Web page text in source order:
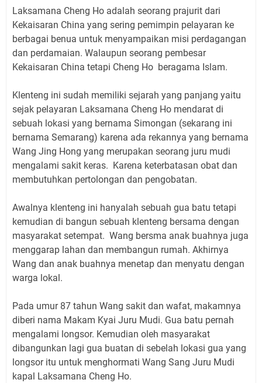
Laksamana Cheng Ho adalah seorang prajurit dari
Kekaisaran China yang sering pemimpin pelayaran ke
berbagai benua untuk menyampaikan misi perdagangan
dan perdamaian. Walaupun seorang pembesar
Kekaisaran China tetapi Cheng Ho beragama Islam.
Klenteng ini sudah memiliki sejarah yang panjang yaitu
sejak pelayaran Laksamana Cheng Ho mendarat di
sebuah lokasi yang bernama Simongan (sekarang ini
bernama Semarang) karena ada rekannya yang bernama
Wang Jing Hong yang merupakan seorang juru mudi
mengalami sakit keras. Karena keterbatasan obat dan
membutuhkan pertolongan dan pengobatan.
Awalnya klenteng ini hanyalah sebuah gua batu tetapi
kemudian di bangun sebuah klenteng bersama dengan
masyarakat setempat. Wang bersma anak buahnya juga
menggarap lahan dan membangun rumah. Akhirnya
Wang dan anak buahnya menetap dan menyatu dengan
warga lokal.
Pada umur 87 tahun Wang sakit dan wafat, makamnya
diberi nama Makam Kyai Juru Mudi. Gua batu pernah
mengalami longsor. Kemudian oleh masyarakat
dibangunkan lagi gua buatan di sebelah lokasi gua yang
longsor itu untuk menghormati Wang Sang Juru Mudi
kapal Laksamana Cheng Ho.